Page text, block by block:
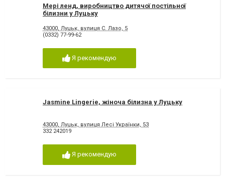
Мері ленд, виробництво дитячої постільної
білизни у Луцьку
43000, Луцьк, вулиця С. Лазо, 5
(0332) 77-99-62
Я рекомендую
Jasmine Lingerie, жіноча білизна у Луцьку
43000, Луцьк, вулиця Лесі Українки, 53
332 242019
Я рекомендую